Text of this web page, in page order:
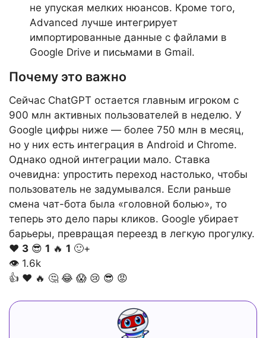
не упуская мелких нюансов. Кроме того,
Advanced лучше интегрирует
импортированные данные с файлами в
Google Drive и письмами в Gmail.
Почему это важно
Сейчас ChatGPT остается главным игроком с
900 млн активных пользователей в неделю. У
Google цифры ниже — более 750 млн в месяц,
но у них есть интеграция в Android и Chrome.
Однако одной интеграции мало. Ставка
очевидна: упростить переход настолько, чтобы
пользователь не задумывался. Если раньше
смена чат-бота была «головной болью», то
теперь это дело пары кликов. Google убирает
барьеры, превращая переезд в легкую прогулку.
❤️ 3 😎 1 🔥 1 🙂+
👁 1.6k
👍 ❤️ 🔥 🤔 😂 😱 😢 😎 😡